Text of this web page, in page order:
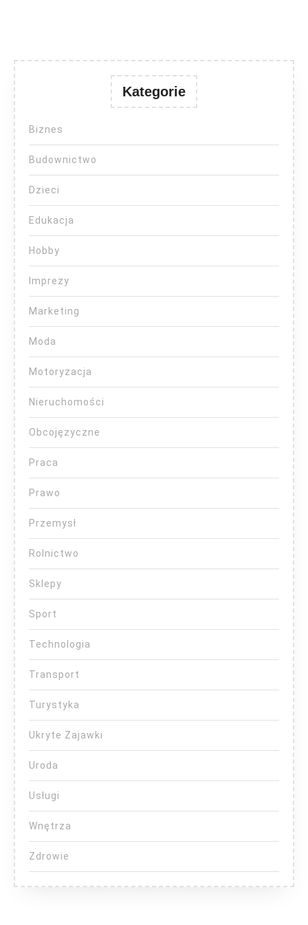
Kategorie
Biznes
Budownictwo
Dzieci
Edukacja
Hobby
Imprezy
Marketing
Moda
Motoryzacja
Nieruchomości
Obcojęzyczne
Praca
Prawo
Przemysł
Rolnictwo
Sklepy
Sport
Technologia
Transport
Turystyka
Ukryte Zajawki
Uroda
Usługi
Wnętrza
Zdrowie